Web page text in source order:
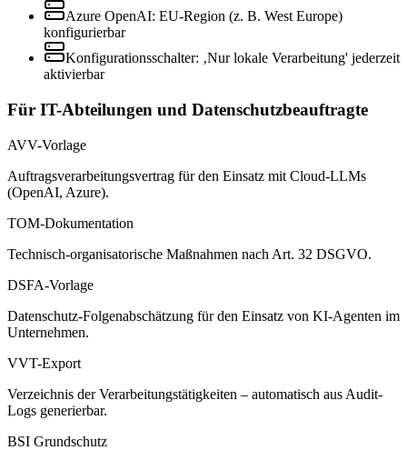
Azure OpenAI: EU-Region (z. B. West Europe)
konfigurierbar
Konfigurationsschalter: ‚Nur lokale Verarbeitung' jederzeit
aktivierbar
Für IT-Abteilungen und Datenschutzbeauftragte
AVV-Vorlage
Auftragsverarbeitungsvertrag für den Einsatz mit Cloud-LLMs
(OpenAI, Azure).
TOM-Dokumentation
Technisch-organisatorische Maßnahmen nach Art. 32 DSGVO.
DSFA-Vorlage
Datenschutz-Folgenabschätzung für den Einsatz von KI-Agenten im
Unternehmen.
VVT-Export
Verzeichnis der Verarbeitungstätigkeiten – automatisch aus Audit-
Logs generierbar.
BSI Grundschutz